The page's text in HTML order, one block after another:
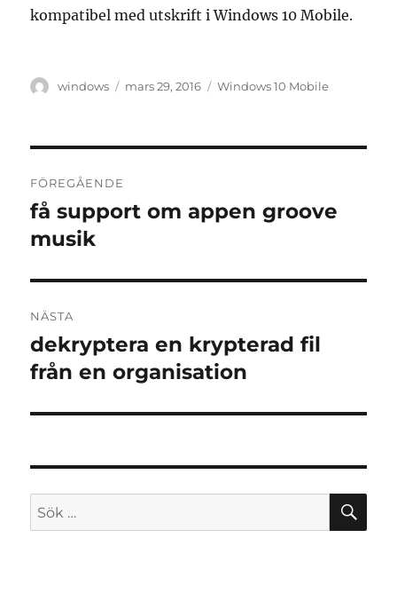
kompatibel med utskrift i Windows 10 Mobile.
Författare
windows
Publicerat
mars 29, 2016 Etiketter
Windows 10 Mobile
FÖREGÅENDE
Föregående
inlägg:
få support om appen groove
musik
NÄSTA
Nästa
inlägg:
dekryptera en krypterad fil
från en organisation
Sök
efter: